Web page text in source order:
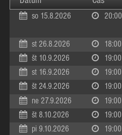
so 15.8.2026 20:00
st 26.8.2026 18:00
št 10.9.2026 19:00
st 16.9.2026 19:00
št 24.9.2026 19:00
ne 27.9.2026 19:00
št 8.10.2026 19:00
pi 9.10.2026 19:00